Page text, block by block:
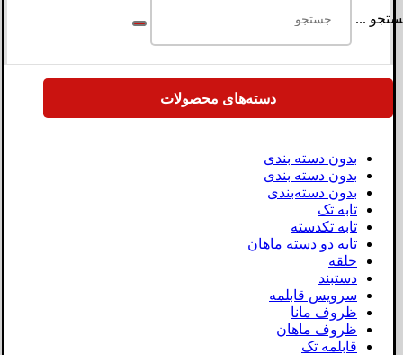
...
دسته‌های محصولات
بدون دسته بندی
بدون دسته بندی
بدون دسته‌بندی
تابه تک
تابه تکدسته
تابه دو دسته ماهان
حلقه
دستبند
سرویس قابلمه
ظروف مانا
ظروف ماهان
قابلمه تک